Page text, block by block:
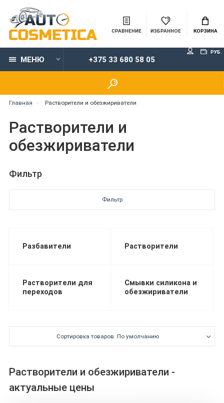
СРАВНЕНИЕ ИЗБРАННОЕ КОРЗИНА
МЕНЮ +375 33 680 58 05
РУБ.
Главная Растворители и обезжириватели
Растворители и
обезжириватели
Фильтр
Фильтр
Разбавители Растворители
Растворители для
переходов
Смывки силикона и
обезжириватели
Сортировка товаров: По умолчанию
Растворители и обезжириватели -
актуальные цены